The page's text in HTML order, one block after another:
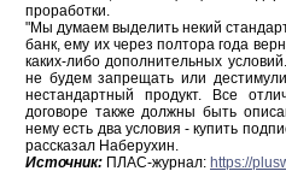
проработки.
"Мы думаем выделить некий
банк, ему их через полтора года
каких-либо дополнительных
не будем запрещать или
нестандартный продукт. Все
договоре также должны быть
нему есть два условия - купить
рассказал Наберухин.
Источник: ПЛАС-журнал: https://